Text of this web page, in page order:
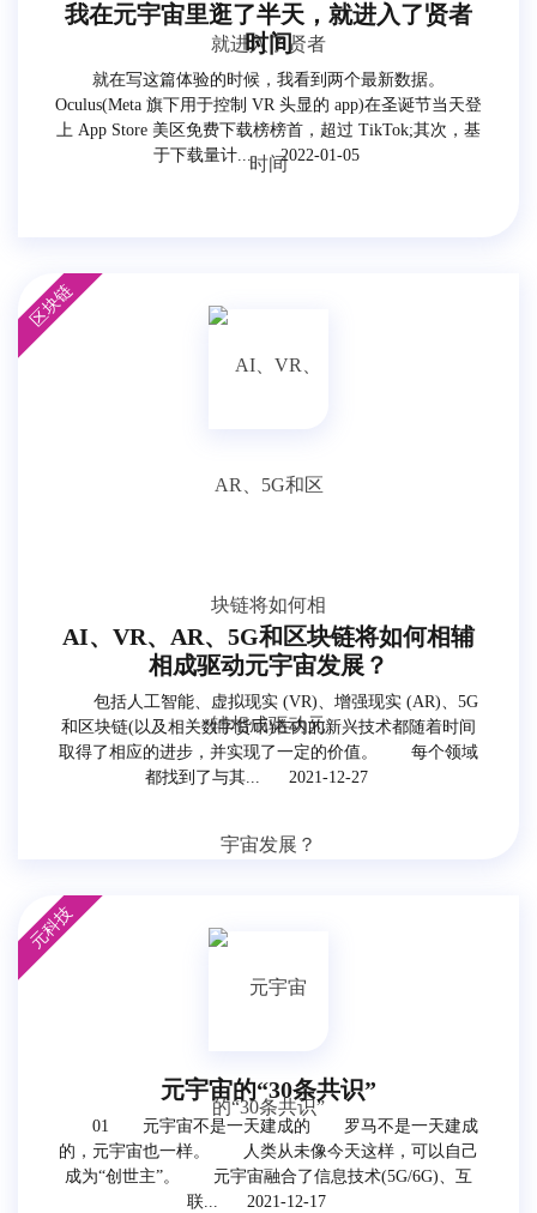
我在元宇宙里逛了半天，就进入了贤者
时间
就在写这篇体验的时候，我看到两个最新数据。
Oculus(Meta 旗下用于控制 VR 头显的 app)在圣诞节当天登
上 App Store 美区免费下载榜榜首，超过 TikTok;其次，基
于下载量计...
2022-01-05
AI、VR、AR、5G和区块链将如何相辅
相成驱动元宇宙发展？
包括人工智能、虚拟现实 (VR)、增强现实 (AR)、5G
和区块链(以及相关数字货币)在内的新兴技术都随着时间
取得了相应的进步，并实现了一定的价值。 每个领域
都找到了与其...
2021-12-27
区块链
元宇宙的“30条共识”
01 元宇宙不是一天建成的 罗马不是一天建成
的，元宇宙也一样。 人类从未像今天这样，可以自己
成为“创世主”。 元宇宙融合了信息技术(5G/6G)、互
联...
2021-12-17
元科技